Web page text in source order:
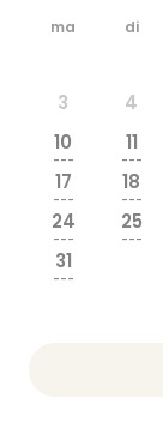
ma di
3
4
10
---
11
---
17
---
18
---
24
---
25
---
31
---